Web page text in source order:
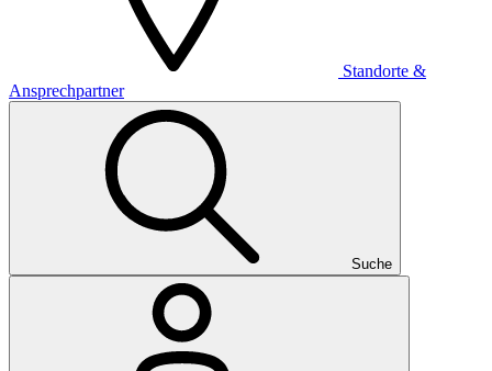
Standorte &
Ansprechpartner
Suche